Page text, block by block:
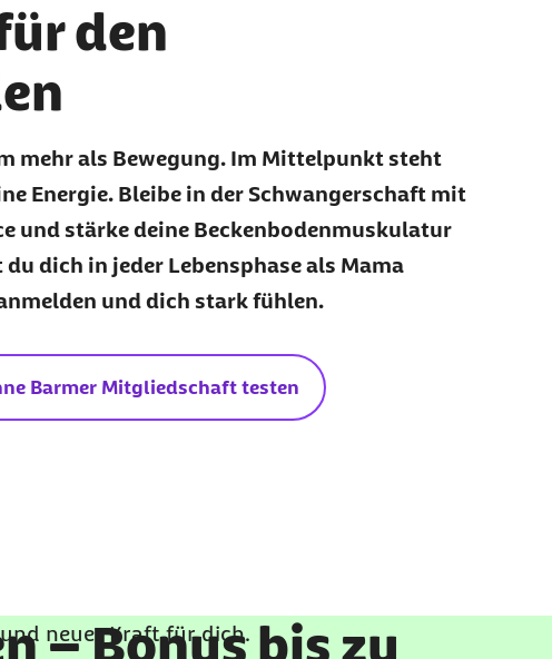
den
mehr als Bewegung. Im Mittelpunkt steht
Energie. Bleibe in der Schwangerschaft mit
und stärke deine Beckenbodenmuskulatur
dich in jeder Lebensphase als Mama
und dich stark fühlen.
Barmer Mitgliedschaft testen
– Bonus bis zu
neuer Kraft für dich.